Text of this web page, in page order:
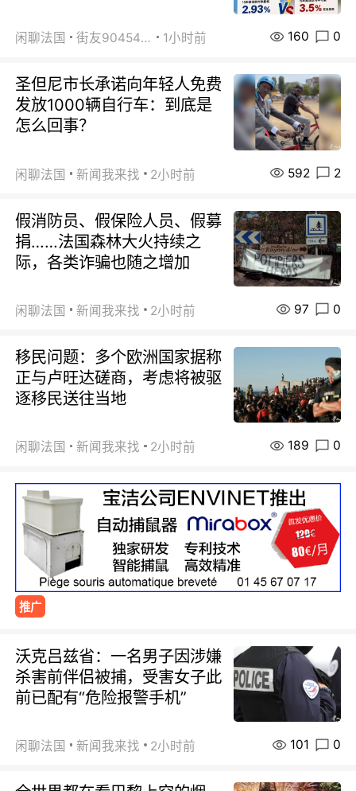
闲聊法国 街友90454511 1小时前 160 0
圣但尼市长承诺向年轻人免费
发放1000辆自行车：到底是
怎么回事？
闲聊法国 新闻我来找 2小时前 592 2
假消防员、假保险人员、假募
捐……法国森林大火持续之
际，各类诈骗也随之增加
闲聊法国 新闻我来找 2小时前 97 0
移民问题：多个欧洲国家据称
正与卢旺达磋商，考虑将被驱
逐移民送往当地
闲聊法国 新闻我来找 2小时前 189 0
推广
沃克吕兹省：一名男子因涉嫌
杀害前伴侣被捕，受害女子此
前已配有“危险报警手机”
闲聊法国 新闻我来找 2小时前 101 0